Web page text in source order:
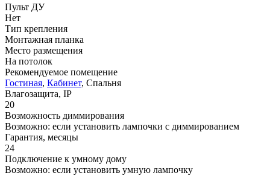
Пульт ДУ
Нет
Тип крепления
Монтажная планка
Место размещения
На потолок
Рекомендуемое помещение
Гостиная, Кабинет, Спальня
Влагозащита, IP
20
Возможность диммирования
Возможно: если установить лампочки с диммированием
Гарантия, месяцы
24
Подключение к умному дому
Возможно: если установить умную лампочку